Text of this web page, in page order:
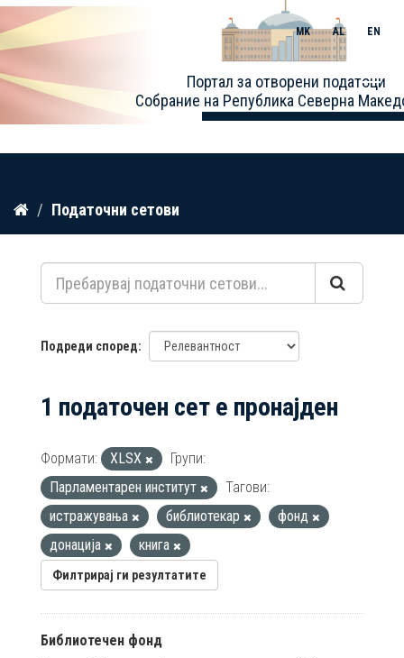
Прескокнете
содржина
Портал за отворени податоци
Собрание на Република Северна
MK AL EN
Toggle
Податочни сетови
Подреди според
1 податочен сет е пронајден
Формати: XLSX
Групи:
Парламентарен институт
Тагови:
истражувања
библиотекар
фонд
донација
книга
Филтрирај ги резултатите
Библиотечен фонд